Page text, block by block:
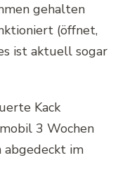
gehalten
(öffnet,
ist aktuell sogar
Kack
3 Wochen
abgedeckt im